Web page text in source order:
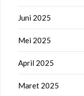
Juni 2025
Mei 2025
April 2025
Maret 2025